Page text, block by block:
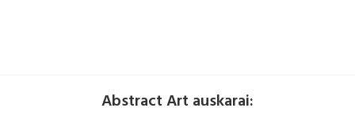
Abstract Art auskarai: